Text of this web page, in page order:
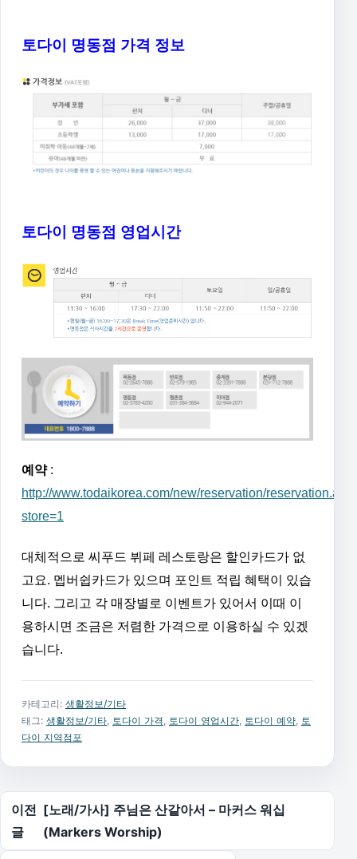
토다이 명동점 가격 정보
토다이 명동점 영업시간
예약:
http://www.todaikorea.com/new/reservation/reservation.asp
store=1
대체적으로 씨푸드 뷔페 레스토랑은 할인카드가 없
고요. 멥버쉽카드가 있으며 포인트 적립 혜택이 있습
니다. 그리고 각 매장별로 이벤트가 있어서 이때 이
용하시면 조금은 저렴한 가격으로 이용하실 수 있겠
습니다.
카테고리: 생활정보/기타
태그: 생활정보/기타 토다이 가격 토다이 영업시간 토다이 예약 토
다이 지역점포
글 탐색
이전
글
[노래/가사] 주님은 산같아서 – 마커스 워십
(Markers Worship)